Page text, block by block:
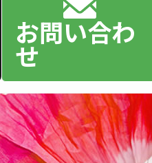
お問い合わ
せ